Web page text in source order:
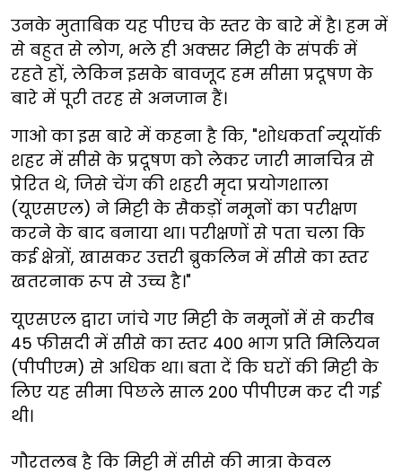
उनके मुताबिक यह पीएच के स्तर के बारे में है। हम में
से बहुत से लोग, भले ही अक्सर मिट्टी के संपर्क में
रहते हों, लेकिन इसके बावजूद हम सीसा प्रदूषण के
बारे में पूरी तरह से अनजान हैं।
गाओ का इस बारे में कहना है कि, "शोधकर्ता न्यूयॉर्क
शहर में सीसे के प्रदूषण को लेकर जारी मानचित्र से
प्रेरित थे, जिसे चेंग की शहरी मृदा प्रयोगशाला
(यूएसएल) ने मिट्टी के सैकड़ों नमूनों का परीक्षण
करने के बाद बनाया था। परीक्षणों से पता चला कि
कई क्षेत्रों, खासकर उत्तरी ब्रुकलिन में सीसे का स्तर
खतरनाक रूप से उच्च है।"
यूएसएल द्वारा जांचे गए मिट्टी के नमूनों में से करीब
45 फीसदी में सीसे का स्तर 400 भाग प्रति मिलियन
(पीपीएम) से अधिक था। बता दें कि घरों की मिट्टी के
लिए यह सीमा पिछले साल 200 पीपीएम कर दी गई
थी।
गौरतलब है कि मिट्टी में सीसे की मात्रा केवल